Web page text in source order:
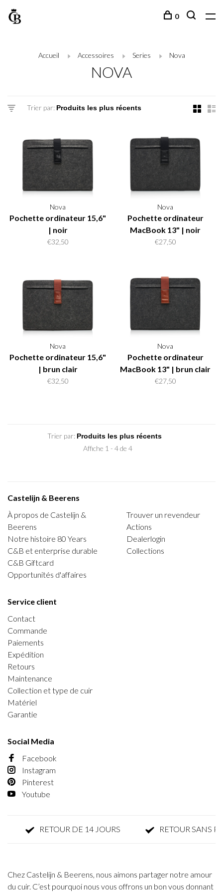
0
Accueil Accessoires Series Nova
NOVA
Trier par:
Nova
Pochette ordinateur 15,6"
| noir
€32,50
Nova
Pochette ordinateur
MacBook 13" | noir
€27,50
Nova
Pochette ordinateur 15,6"
| brun clair
€32,50
Nova
Pochette ordinateur
MacBook 13" | brun clair
€27,50
Trier par:
Affiche 1 - 4 de 4
Castelijn & Beerens
À propos de Castelijn &
Beerens
Notre histoire 80 Years
C&B et enterprise durable
C&B Giftcard
Opportunités d'affaires
Trouver un revendeur
Actions
Dealerlogin
Collections
Service client
Contact
Commande
Paiements
Expédition
Retours
Maintenance
Collection et type de cuir
Matériel
Garantie
Social Media
Facebook
Instagram
Pinterest
Youtube
RETOUR DE 14 JOURS RETOUR SANS
Chez Castelijn & Beerens, nous aimons partager notre amour
du cuir. C’est pourquoi nous vous offrons un bon vous donnant